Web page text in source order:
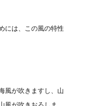
には、この風の特性
風が吹きますし、山